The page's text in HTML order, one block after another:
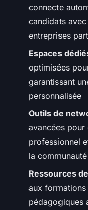
connecte
candidats
entreprises
Espaces
optimisées
garantissant
personnalisée
Outils de
avancées
professionnel
la communauté
Ressources
aux
pédagogiques